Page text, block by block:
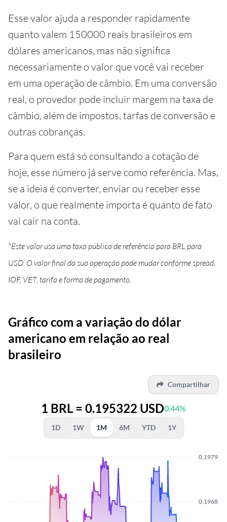
Esse valor ajuda a responder rapidamente
quanto valem 150000 reais brasileiros em
dólares americanos, mas não significa
necessariamente o valor que você vai receber
em uma operação de câmbio. Em uma conversão
real, o provedor pode incluir margem na taxa de
câmbio, além de impostos, tarfas de conversão e
outras cobranças.
Para quem está só consultando a cotação de
hoje, esse número já serve como referência. Mas,
se a ideia é converter, enviar ou receber esse
valor, o que realmente importa é quanto de fato
vai cair na conta.
*Este valor usa uma taxa pública de referência para BRL para
USD. O valor final da sua operação pode mudar conforme spread,
IOF, VET, tarifa e forma de pagamento.
Gráfico com a variação do dólar
americano em relação ao real
brasileiro
Compartilhar
1 BRL = 0.195322 USD0.44%
1D 1W 1M 6M YTD 1Y
0,1968
0,1979